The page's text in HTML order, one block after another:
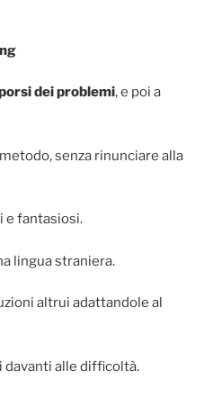
dei problemi, e poi a
senza rinunciare alla
e fantasiosi.
lingua straniera.
altrui adattandole al
davanti alle difficoltà.